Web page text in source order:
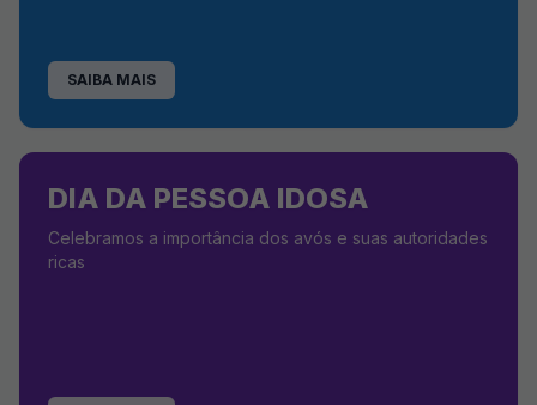
SAIBA MAIS
DIA DA PESSOA IDOSA
Celebramos a importância dos avós e suas autoridades
ricas